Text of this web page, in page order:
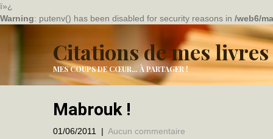
ï»¿
Warning: putenv() has been disabled for security reasons in /web6/
Citations de mes
MES COUPS DE CŒUR… À PARTAGER !
Mabrouk !
01/06/2011 | Aucun commentaire